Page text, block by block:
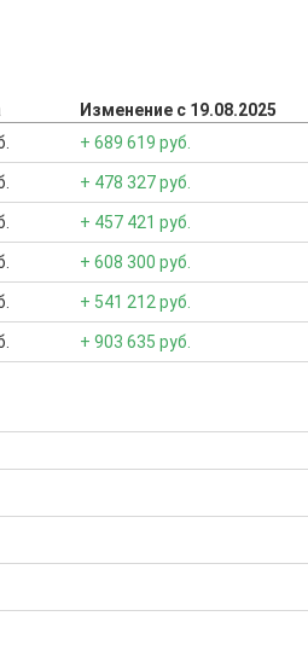
Изменение с 19.08.2025
+ 689 619 руб.
+ 478 327 руб.
+ 457 421 руб.
+ 608 300 руб.
+ 541 212 руб.
+ 903 635 руб.
700 000 Р